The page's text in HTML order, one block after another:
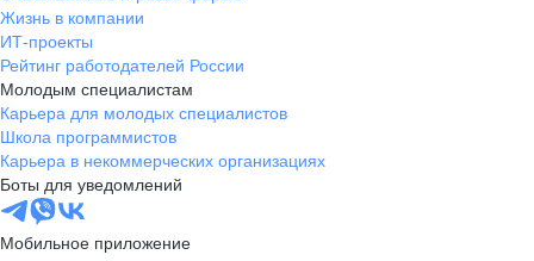
Жизнь в компании
ИТ-проекты
Рейтинг работодателей России
Молодым специалистам
Карьера для молодых специалистов
Школа программистов
Карьера в некоммерческих организациях
Боты для уведомлений
Мобильное приложение